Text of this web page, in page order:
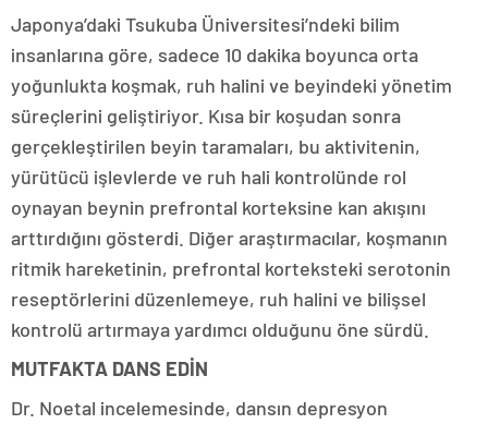
Japonya’daki Tsukuba Üniversitesi’ndeki bilim
insanlarına göre, sadece 10 dakika boyunca orta
yoğunlukta koşmak, ruh halini ve beyindeki yönetim
süreçlerini geliştiriyor. Kısa bir koşudan sonra
gerçekleştirilen beyin taramaları, bu aktivitenin,
yürütücü işlevlerde ve ruh hali kontrolünde rol
oynayan beynin prefrontal korteksine kan akışını
arttırdığını gösterdi. Diğer araştırmacılar, koşmanın
ritmik hareketinin, prefrontal korteksteki serotonin
reseptörlerini düzenlemeye, ruh halini ve bilişsel
kontrolü artırmaya yardımcı olduğunu öne sürdü.
MUTFAKTA DANS EDİN
Dr. Noetal incelemesinde, dansın depresyon